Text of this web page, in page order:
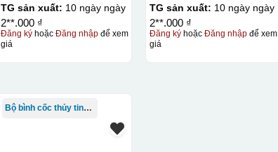
TG sản xuất: 10 ngày ngày
2**.000 ₫
Đăng kýhoặc Đăng nhậpđể xem
giá
TG sản xuất: 10 ngày ngày
2**.000 ₫
Đăng ký hoặcĐăng nhập để xem
giá
Bộ bình cốc thủy tinh TQ